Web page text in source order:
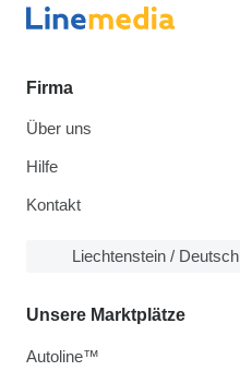
Firma
Über uns
Hilfe
Kontakt
Liechtenstein / Deutsch
Unsere Marktplätze
Autoline™